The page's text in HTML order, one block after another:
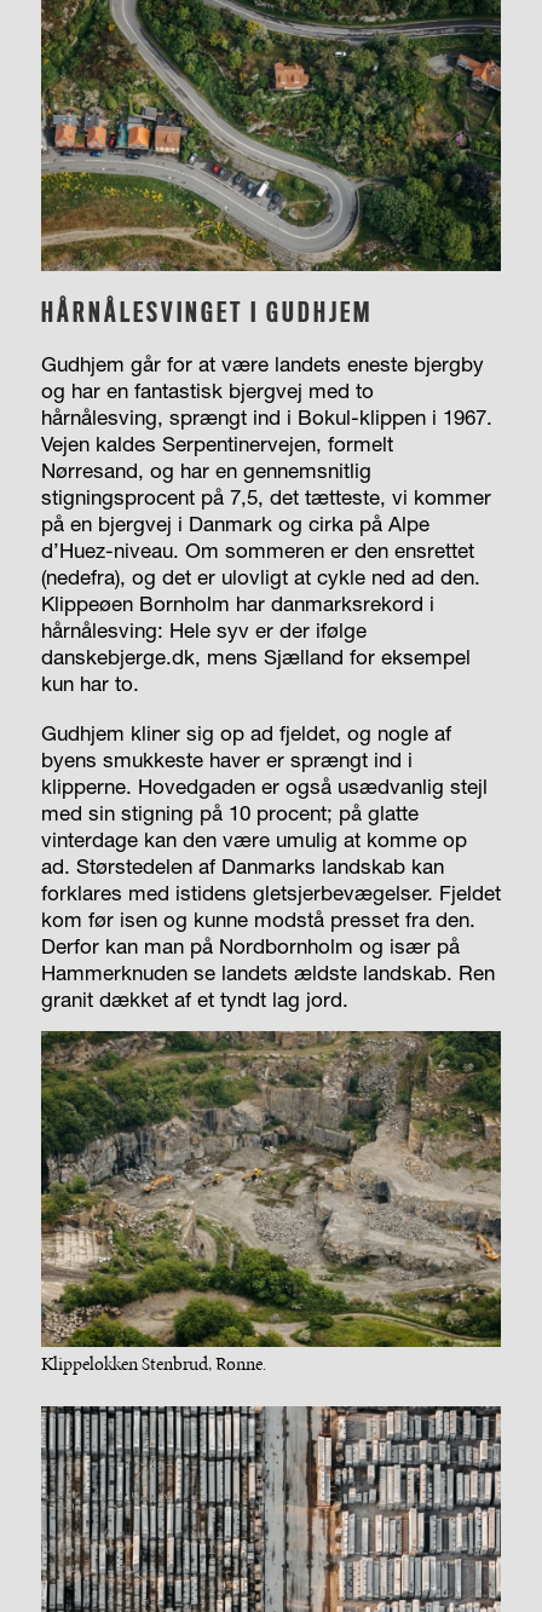
HÅRNÅLESVINGET I GUDHJEM
Gudhjem går for at være landets eneste bjergby
og har en fantastisk bjergvej med to
hårnålesving, sprængt ind i Bokul-klippen i 1967.
Vejen kaldes Serpentinervejen, formelt
Nørresand, og har en gennemsnitlig
stigningsprocent på 7,5, det tætteste, vi kommer
på en bjergvej i Danmark og cirka på Alpe
d’Huez-niveau. Om sommeren er den ensrettet
(nedefra), og det er ulovligt at cykle ned ad den.
Klippeøen Bornholm har danmarksrekord i
hårnålesving: Hele syv er der ifølge
danskebjerge.dk, mens Sjælland for eksempel
kun har to.
Gudhjem kliner sig op ad fjeldet, og nogle af
byens smukkeste haver er sprængt ind i
klipperne. Hovedgaden er også usædvanlig stejl
med sin stigning på 10 procent; på glatte
vinterdage kan den være umulig at komme op
ad. Størstedelen af Danmarks landskab kan
forklares med istidens gletsjerbevægelser. Fjeldet
kom før isen og kunne modstå presset fra den.
Derfor kan man på Nordbornholm og især på
Hammerknuden se landets ældste landskab. Ren
granit dækket af et tyndt lag jord.
Klippeløkken Stenbrud, Rønne.